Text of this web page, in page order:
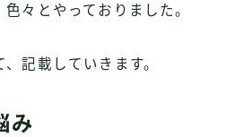
々とやっておりました。
記載していきます。
み